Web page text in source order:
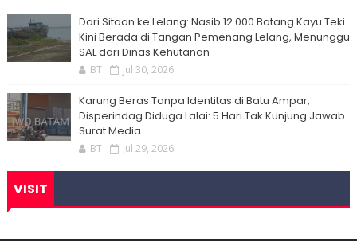
Dari Sitaan ke Lelang: Nasib 12.000 Batang Kayu Teki
Kini Berada di Tangan Pemenang Lelang, Menunggu
SAL dari Dinas Kehutanan
BT Jul 30, 2026
Karung Beras Tanpa Identitas di Batu Ampar,
Disperindag Diduga Lalai: 5 Hari Tak Kunjung Jawab
Surat Media
BT Jul 29, 2026
VISIT